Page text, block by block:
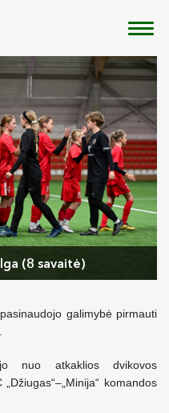
(8 savaitė)
galimybė pirmauti
nuo atkaklios dvikovos
komandos